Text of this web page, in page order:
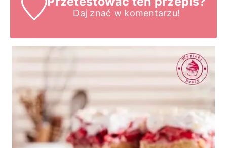
Daj znać w komentarzu!